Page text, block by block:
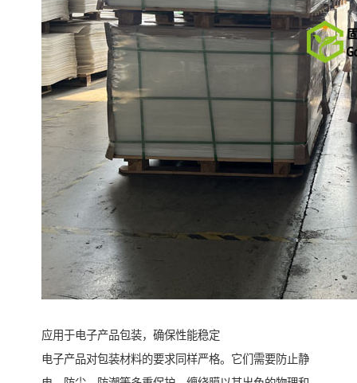
应用于电子产品包装，确保性能稳定
电子产品对包装材料的要求同样严格。它们需要防止静